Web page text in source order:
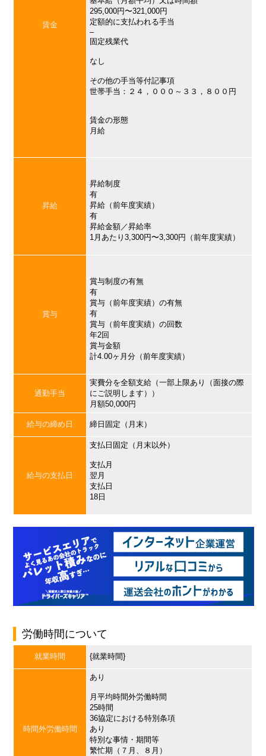
賃金
295,000円〜321,000円
定額的に支払われる手当
–
固定残業代
なし
その他の手当等付記事項
世帯手当：２４，０００～３３，８００円
賃金の形態
月給
昇給
昇給制度
有
昇給（前年度実績）
有
昇給金額／昇給率
1月あたり3,300円〜3,300円（前年度実績）
賞与
賞与制度の有無
有
賞与（前年度実績）の有無
有
賞与（前年度実績）の回数
年2回
賞与金額
計4.00ヶ月分（前年度実績）
通勤手当
実費分を全額支給（一部上限あり（面接の際
にご説明します））
月額50,000円
給与の締め日 締日固定（月末）
給与の支払日
支払日固定（月末以外）
支払月
翌月
支払日
18日
労働時間について
就業時間 {就業時間}
時間外労働時間
あり
月平均時間外労働時間
25時間
36協定における特別条項
あり
特別な事情・期間等
繁忙期（７月、８月）